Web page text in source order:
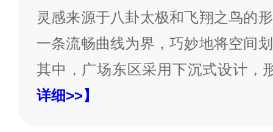
灵感来源于八卦太极和飞翔之鸟的
一条流畅曲线为界，巧妙地将空间
其中，广场东区采用下沉式设计，
详细>>】